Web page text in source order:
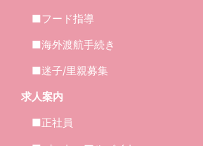
■フード指導
■海外渡航手続き
■迷子/里親募集
求人案内
■正社員